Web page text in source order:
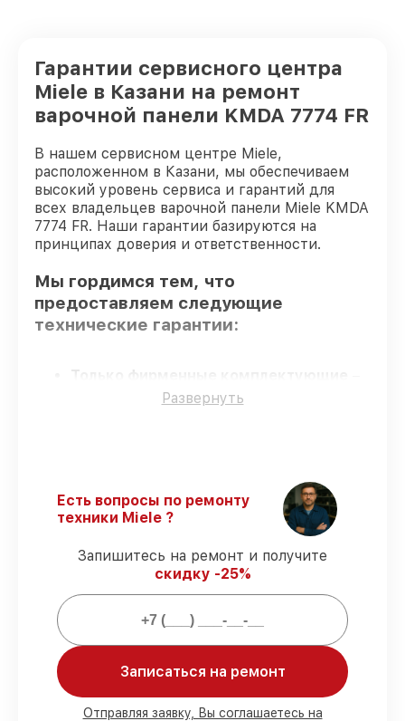
Гарантии сервисного центра
Miele в Казани на ремонт
варочной панели KMDA 7774 FR
В нашем сервисном центре Miele,
расположенном в Казани, мы обеспечиваем
высокий уровень сервиса и гарантий для
всех владельцев варочной панели Miele KMDA
7774 FR. Наши гарантии базируются на
принципах доверия и ответственности.
Мы гордимся тем, что
предоставляем следующие
технические гарантии:
Только фирменные комплектующие
для всех видов восстановления
обучение и ежегодную аттестацию, что
подтверждает их уровень мастерства.
Выполнение работ вовремя
– сервис
варочной панели KMDA 7774 FR
выполняется строго в оговоренные
Подтвержденная гарантия–
предоставляем официальное
гарантийное сопровождение после
починки.
Мы гарантируем:
Развернуть
Есть вопросы по ремонту
техники Miele ?
Запишитесь на ремонт и получите
скидку -25%
Записаться на ремонт
Отправляя заявку, Вы соглашаетесь на